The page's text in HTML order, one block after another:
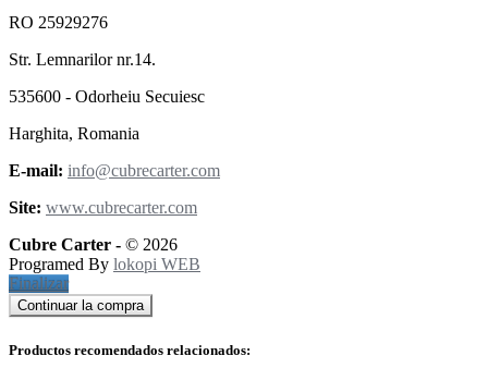
RO 25929276
Str. Lemnarilor nr.14.
535600 - Odorheiu Secuiesc
Harghita, Romania
E-mail: info@cubrecarter.com
Site: www.cubrecarter.com
Cubre Carter - © 2026
Programed By lokopi WEB
Finalizar
Continuar la compra
Productos recomendados relacionados: